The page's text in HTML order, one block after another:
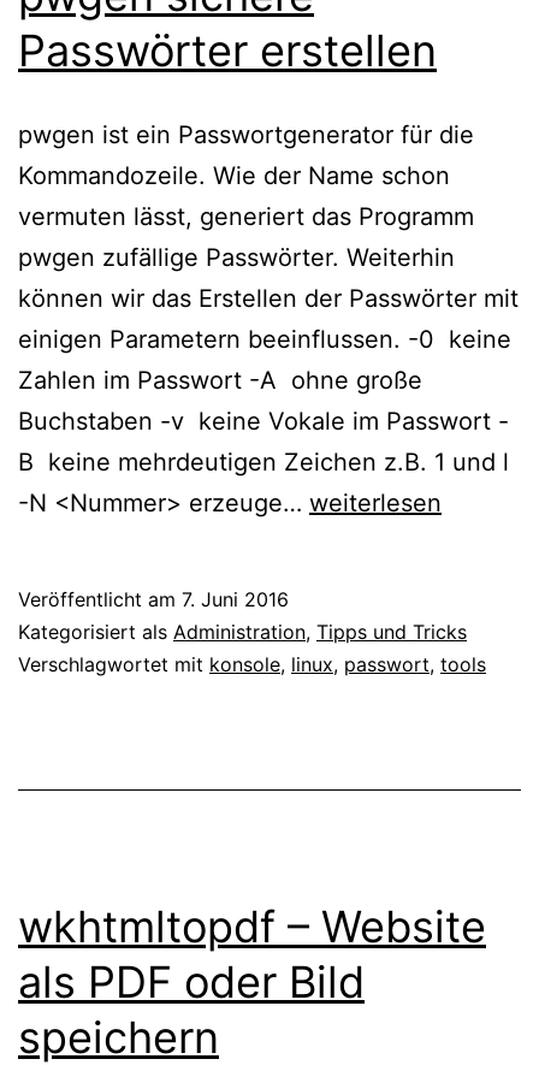
Passwörter erstellen
pwgen ist ein Passwortgenerator für die
Kommandozeile. Wie der Name schon
vermuten lässt, generiert das Programm
pwgen zufällige Passwörter. Weiterhin
können wir das Erstellen der Passwörter mit
einigen Parametern beeinflussen. -0 keine
Zahlen im Passwort -A ohne große
Buchstaben -v keine Vokale im Passwort -
B keine mehrdeutigen Zeichen z.B. 1 und l
-N <Nummer> erzeuge… Linux
dem
Passwortgenerator
Passwörter
weiterlesen
Veröffentlicht am 7. Juni 2016
Kategorisiert als Administration, Tipps und Tricks
Verschlagwortet mit konsole, linux, passwort, tools
wkhtmltopdf – Website
als PDF oder Bild
speichern